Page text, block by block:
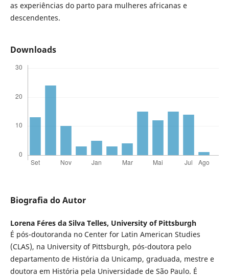
as experiências do parto para mulheres africanas e
descendentes.
Downloads
Biografia do Autor
Lorena Féres da Silva Telles, University of Pittsburgh
É pós-doutoranda no Center for Latin American Studies
(CLAS), na University of Pittsburgh, pós-doutora pelo
departamento de História da Unicamp, graduada, mestre e
doutora em História pela Universidade de São Paulo. É